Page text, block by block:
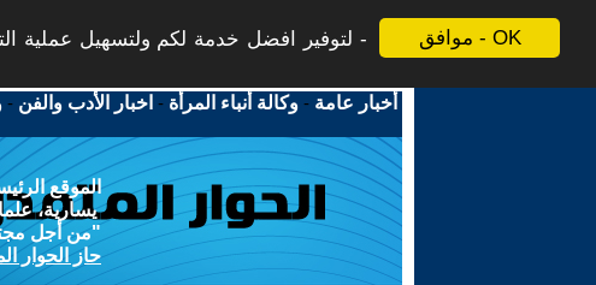
موافق - OK
لتوفير افضل خدمة لكم ولتسهيل عملية
أخبار عامة -وكالة أنباء المرأة - اخبار الأدب والفن -
الموقع
يسارية،
"من أجل
حاز الحوار